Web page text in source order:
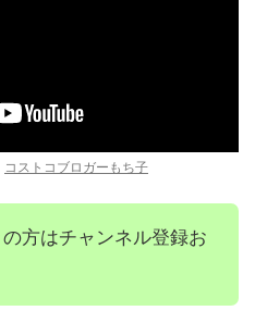
コストコブロガーもち子
方はチャンネル登録お